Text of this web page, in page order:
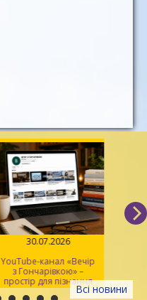
Всі новини
30.07.2026
YouTube-канал «Вечір
з Гончарівкою» –
простір для пізнання
та натхнення